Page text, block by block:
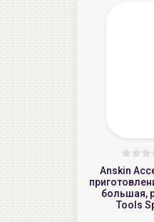
Anskin
большая,
Tools